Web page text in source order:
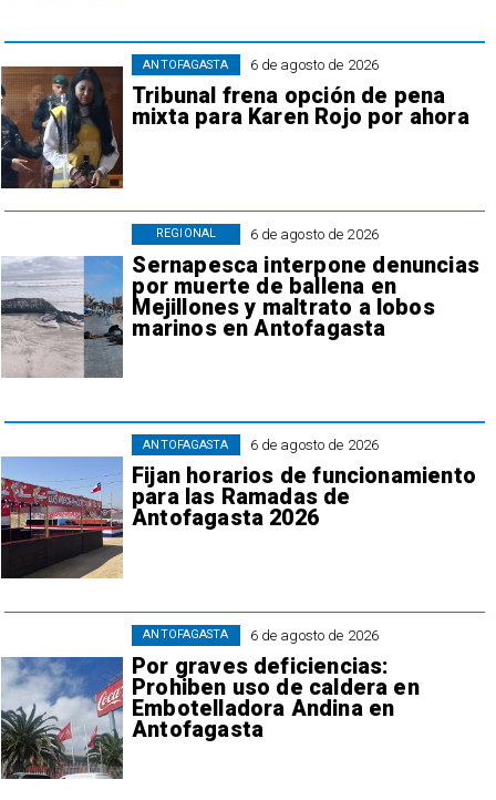
6 de agosto de 2026
Tribunal frena opción de pena
mixta para Karen Rojo por ahora
ANTOFAGASTA
6 de agosto de 2026
Sernapesca interpone denuncias
por muerte de ballena en
Mejillones y maltrato a lobos
marinos en Antofagasta
REGIONAL
6 de agosto de 2026
Fijan horarios de funcionamiento
para las Ramadas de
Antofagasta 2026
ANTOFAGASTA
6 de agosto de 2026
Por graves deficiencias:
Prohiben uso de caldera en
Embotelladora Andina en
Antofagasta
ANTOFAGASTA